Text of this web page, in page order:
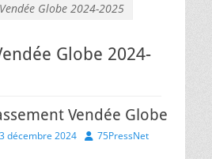
Vendée Globe 2024-2025
Globe 2024-
Vendée Globe
décembre 2024 Author
75PressNet